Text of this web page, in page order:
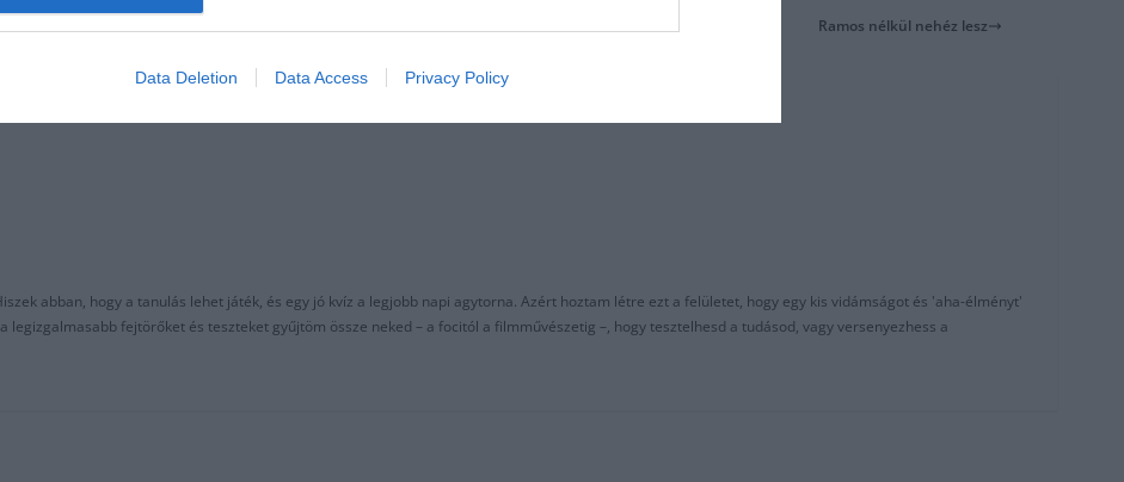
Data Deletion Data Access Privacy Policy
Ramos nélkül nehéz lesz
abban, hogy a tanulás lehet játék, és egy jó kvíz a legjobb napi agytorna. Azért hoztam létre ezt a felületet, hogy egy kis vidámságot és 'aha-élményt'
legizgalmasabb fejtörőket és teszteket gyűjtöm össze neked – a focitól a filmművészetig –, hogy tesztelhesd a tudásod, vagy versenyezhess a